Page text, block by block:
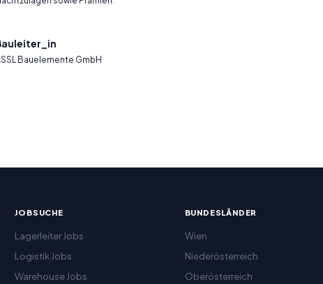
Bauelemente GmbH
JOBSUCHE
Lagerleiter Jobs
Logistik Jobs
Warehouse Jobs
BUNDESLÄNDER
Wien
Niederösterreich
Oberösterreich